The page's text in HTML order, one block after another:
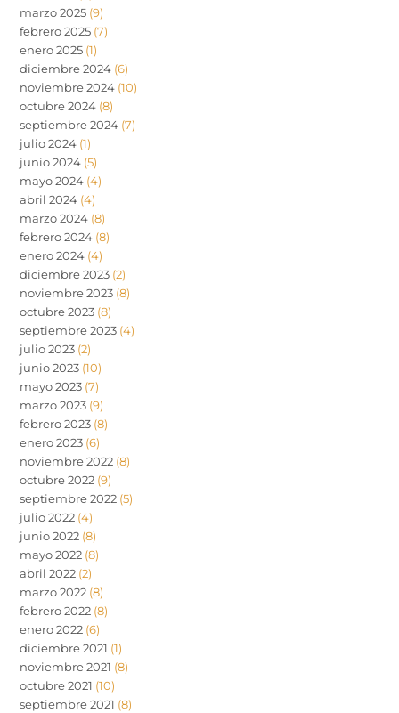
marzo 2025 (9)
febrero 2025 (7)
enero 2025 (1)
diciembre 2024 (6)
noviembre 2024 (10)
octubre 2024 (8)
septiembre 2024 (7)
julio 2024 (1)
junio 2024 (5)
mayo 2024 (4)
abril 2024 (4)
marzo 2024 (8)
febrero 2024 (8)
enero 2024 (4)
diciembre 2023 (2)
noviembre 2023 (8)
octubre 2023 (8)
septiembre 2023 (4)
julio 2023 (2)
junio 2023 (10)
mayo 2023 (7)
marzo 2023 (9)
febrero 2023 (8)
enero 2023 (6)
noviembre 2022 (8)
octubre 2022 (9)
septiembre 2022 (5)
julio 2022 (4)
junio 2022 (8)
mayo 2022 (8)
abril 2022 (2)
marzo 2022 (8)
febrero 2022 (8)
enero 2022 (6)
diciembre 2021 (1)
noviembre 2021 (8)
octubre 2021 (10)
septiembre 2021 (8)